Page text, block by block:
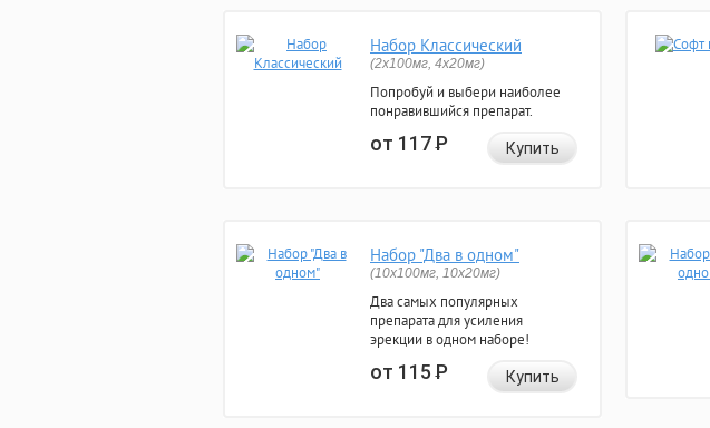
Набор Классический
(2x100мг, 4x20мг)
Попробуй и выбери наиболее
понравившийся препарат.
от 117Р Купить
Набор "Два в одном"
(10x100мг, 10x20мг)
Два самых популярных
препарата для усиления
эрекции в одном наборе!
от 115Р Купить